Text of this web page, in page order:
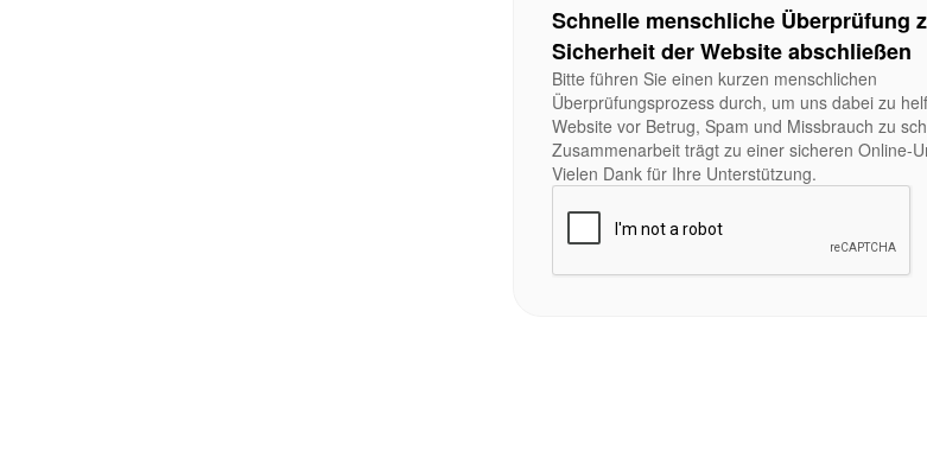
Schnelle menschliche Überprüfung
Sicherheit der Website abschließen
Bitte führen Sie einen kurzen menschlichen
Überprüfungsprozess durch, um uns dabei zu
Website vor Betrug, Spam und Missbrauch zu
Zusammenarbeit trägt zu einer sicheren Online-
Vielen Dank für Ihre Unterstützung.